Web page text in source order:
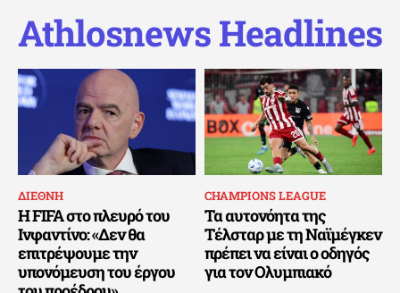
Athlosnews Headlines
ΔΙΕΘΝΗ
Η FIFA στο πλευρό του
Ινφαντίνο: «Δεν θα
επιτρέψουμε την
υπονόμευση του έργου
CHAMPIONS LEAGUE
Τα αυτονόητα της
Τέλσταρ με τη Ναϊμέγκεν
πρέπει να είναι ο οδηγός
για τον Ολυμπιακό